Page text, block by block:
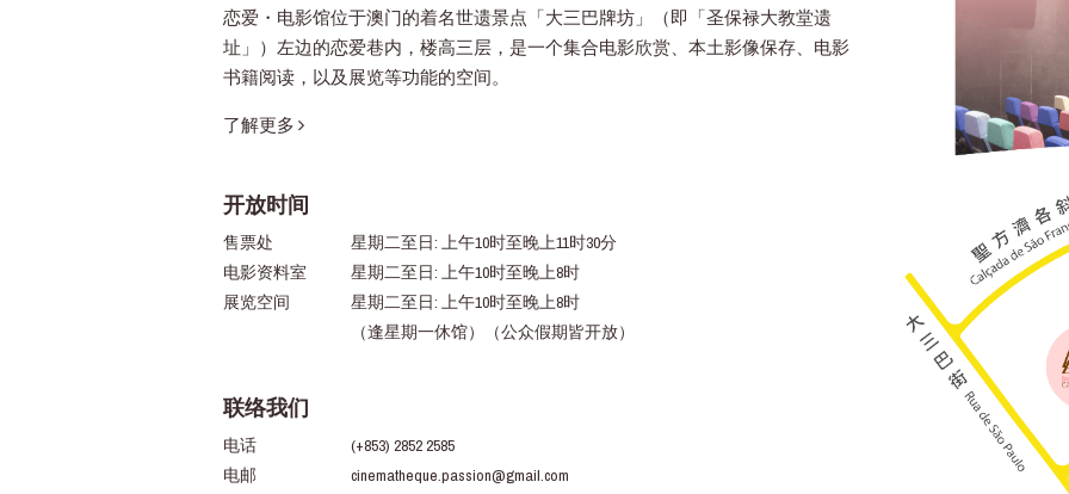
恋爱・电影馆位于澳门的着名世遗景点「大三巴牌坊」（即「圣保禄大教堂遗
址」）左边的恋爱巷内，楼高三层，是一个集合电影欣赏、本土影像保存、电影
书籍阅读，以及展览等功能的空间。
了解更多
开放时间
售票处
星期二至日: 上午10时至晚上11时30分
电影资料室
星期二至日: 上午10时至晚上8时
展览空间
星期二至日: 上午10时至晚上8时
（逢星期一休馆）（公众假期皆开放）
联络我们
电话
(+853) 2852 2585
电邮
cinematheque.passion@gmail.com